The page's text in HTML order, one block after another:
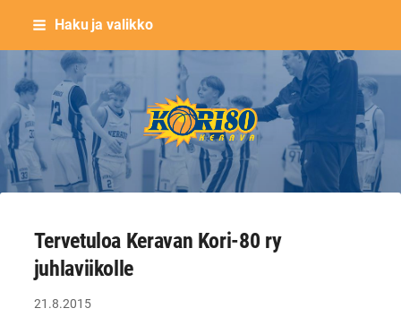
Siirry
sisältöön
Haku ja valikko
Keravan Kori-80 ry
Tervetuloa Keravan Kori-80 ry
juhlaviikolle
21.8.2015